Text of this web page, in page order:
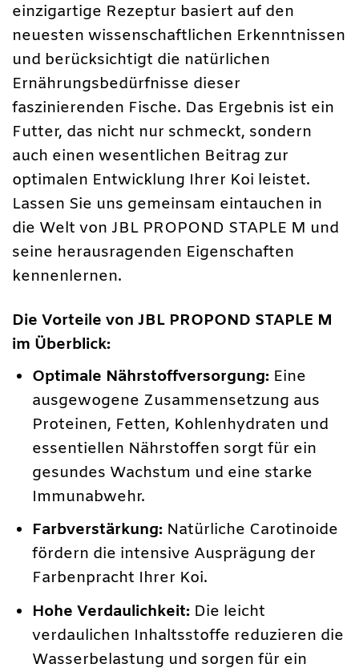
einzigartige Rezeptur basiert auf den
neuesten wissenschaftlichen Erkenntnissen
und berücksichtigt die natürlichen
Ernährungsbedürfnisse dieser
faszinierenden Fische. Das Ergebnis ist ein
Futter, das nicht nur schmeckt, sondern
auch einen wesentlichen Beitrag zur
optimalen Entwicklung Ihrer Koi leistet.
Lassen Sie uns gemeinsam eintauchen in
die Welt von JBL PROPOND STAPLE M und
seine herausragenden Eigenschaften
kennenlernen.
Die Vorteile von JBL PROPOND STAPLE M
im Überblick:
Optimale Nährstoffversorgung: Eine
ausgewogene Zusammensetzung aus
Proteinen, Fetten, Kohlenhydraten und
essentiellen Nährstoffen sorgt für ein
gesundes Wachstum und eine starke
Immunabwehr.
Farbverstärkung: Natürliche Carotinoide
fördern die intensive Ausprägung der
Farbenpracht Ihrer Koi.
Hohe Verdaulichkeit: Die leicht
verdaulichen Inhaltsstoffe reduzieren die
Wasserbelastung und sorgen für ein